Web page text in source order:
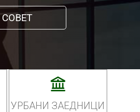
СОВЕТ
УРБАНИ ЗАЕДНИЦИ